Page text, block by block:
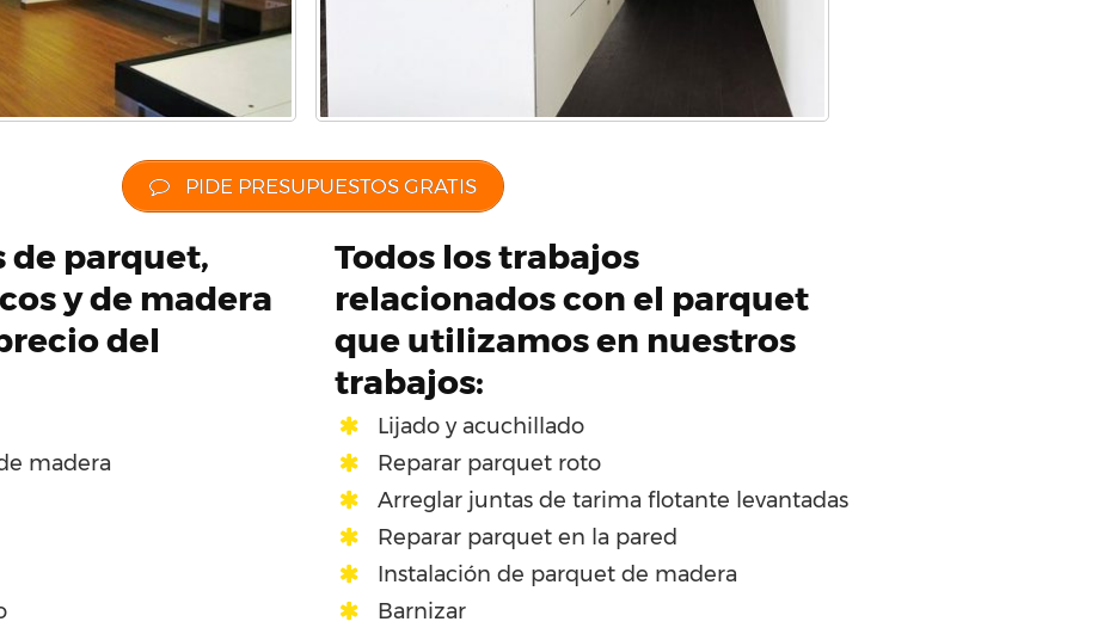
PIDE PRESUPUESTOS GRATIS
de parquet,
y de madera
del
madera
Todos los trabajos
relacionados con el parquet
que utilizamos en nuestros
trabajos:
Lijado y acuchillado
Reparar parquet roto
Arreglar juntas de tarima flotante levantadas
Reparar parquet en la pared
Instalación de parquet de madera
Barnizar